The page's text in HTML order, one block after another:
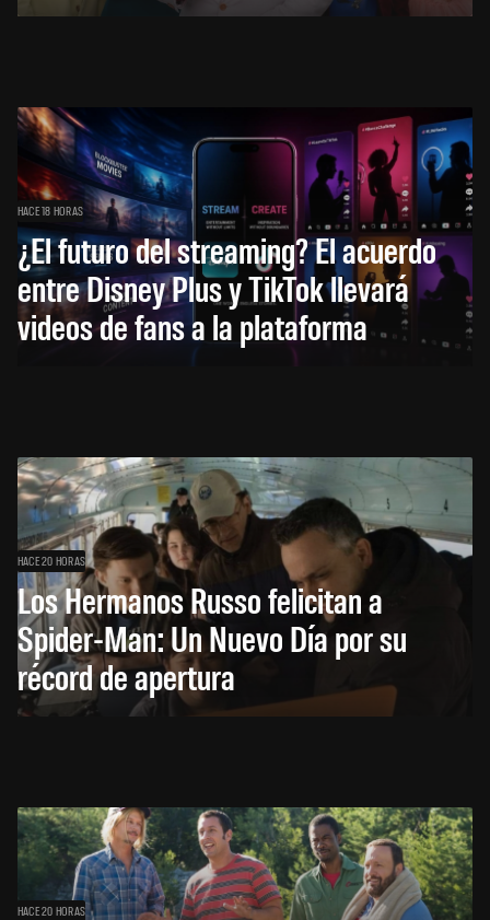
HACE 18 HORAS
¿El futuro del streaming? El acuerdo
entre Disney Plus y TikTok llevará
videos de fans a la plataforma
HACE 20 HORAS
Los Hermanos Russo felicitan a
Spider-Man: Un Nuevo Día por su
récord de apertura
HACE 20 HORAS